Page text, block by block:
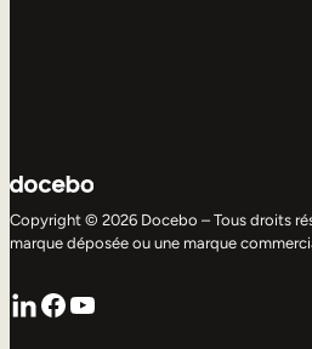
Copyright © 2026 Docebo – Tous droits
marque déposée ou une marque
LinkedIn
Facebook
YouTube